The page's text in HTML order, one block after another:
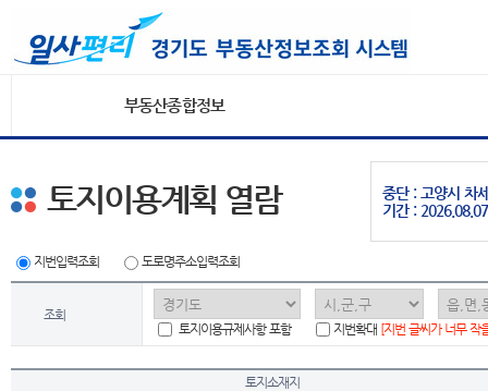
부동산종합정보
중단 : 고양시 차
기간 :
토지이용계획 열람
지번입력조회 도로명주소입력조회
조회
토지이용규제사항 포함
지번확대 [지번 글씨가 너무 작
토지소재지